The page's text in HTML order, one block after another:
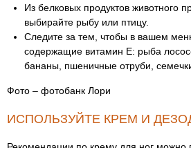
Из белковых продуктов животного
выбирайте рыбу или птицу.
Следите за тем, чтобы в вашем
содержащие витамин Е: рыба
бананы, пшеничные отруби,
Фото – фотобанк Лори
ИСПОЛЬЗУЙТЕ КРЕМ И